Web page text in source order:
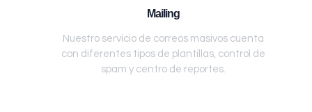
Mailing
Nuestro servicio de correos masivos cuenta
con diferentes tipos de plantillas, control de
spam y centro de reportes.